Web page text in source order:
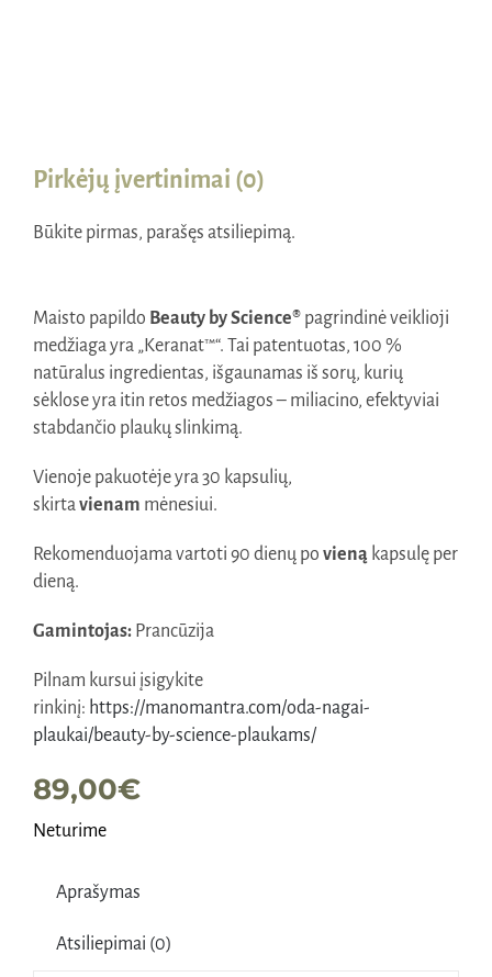
Pirkėjų įvertinimai (0)
Būkite pirmas, parašęs atsiliepimą.
Maisto papildo Beauty by Science®pagrindinė veiklioji
medžiaga yra „Keranat™“. Tai patentuotas, 100 %
natūralus ingredientas, išgaunamas iš sorų, kurių
sėklose yra itin retos medžiagos – miliacino, efektyviai
stabdančio plaukų slinkimą.
Vienoje pakuotėje yra 30 kapsulių,
skirtavienam mėnesiui.
Rekomenduojama vartoti 90 dienų po vieną kapsulę per
dieną.
Gamintojas:Prancūzija
Pilnam kursui įsigykite
rinkinį: https://manomantra.com/oda-nagai-
plaukai/beauty-by-science-plaukams/
89,00€
Neturime
Aprašymas
Atsiliepimai (0)